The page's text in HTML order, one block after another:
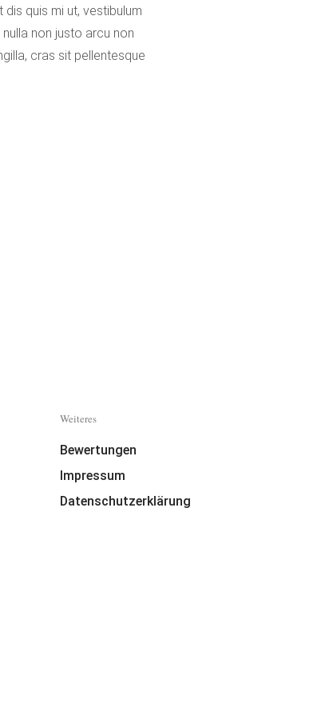
quis mi ut, vestibulum
non justo arcu non
cras sit pellentesque
Weiteres
Bewertungen
Impressum
Datenschutzerklärung